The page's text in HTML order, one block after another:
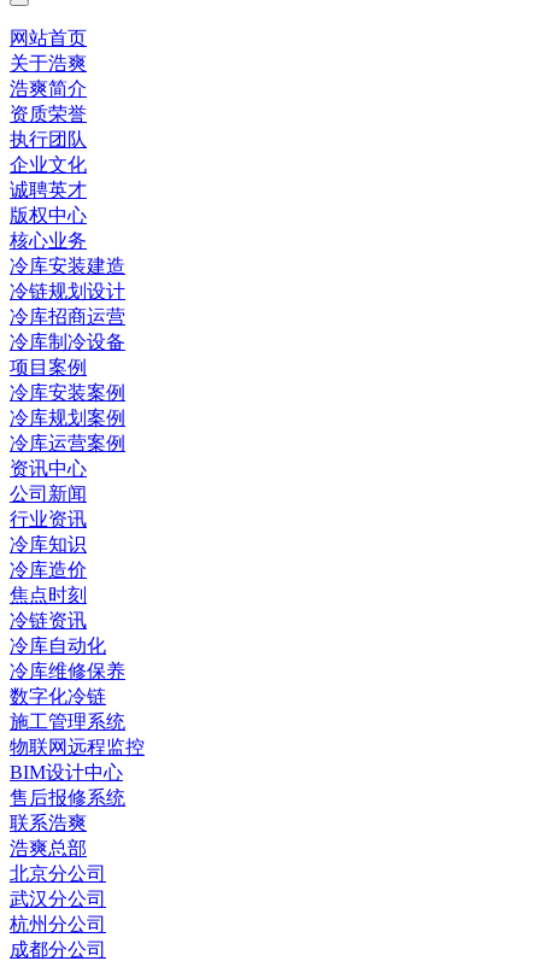
网站首页
关于浩爽
浩爽简介
资质荣誉
执行团队
企业文化
诚聘英才
版权中心
核心业务
冷库安装建造
冷链规划设计
冷库招商运营
冷库制冷设备
项目案例
冷库安装案例
冷库规划案例
冷库运营案例
资讯中心
公司新闻
行业资讯
冷库知识
冷库造价
焦点时刻
冷链资讯
冷库自动化
冷库维修保养
数字化冷链
施工管理系统
物联网远程监控
BIM设计中心
售后报修系统
联系浩爽
浩爽总部
北京分公司
武汉分公司
杭州分公司
成都分公司